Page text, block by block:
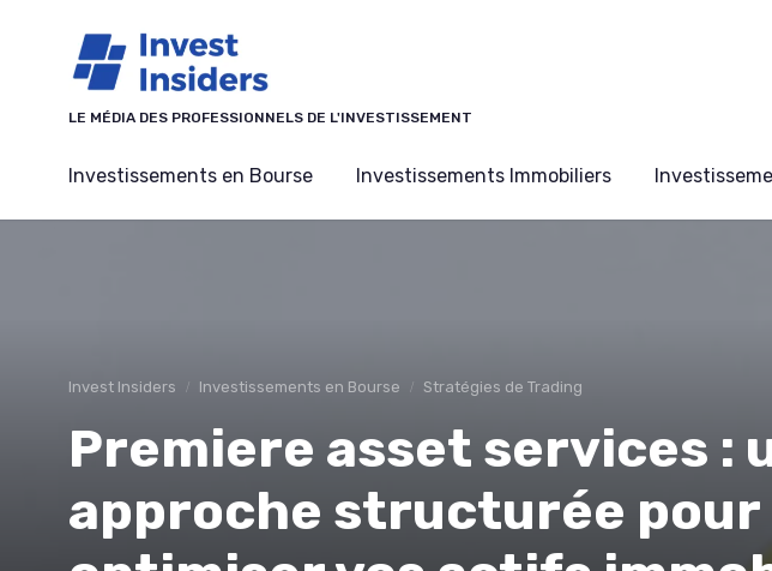
LE MÉDIA DES PROFESSIONNELS DE L'INVESTISSEMENT
Investissements en Bourse Investissements Immobiliers
Invest Insiders Investissements en Bourse Stratégies de Trading
Premiere asset services :
approche structurée pour